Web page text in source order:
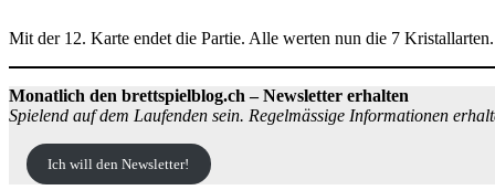
Mit der 12. Karte endet die Partie. Alle werten nun die 7
Monatlich den brettspielblog.ch – Newsletter erhalten
Spielend auf dem Laufenden sein. Regelmässige Informationen
Ich will den Newsletter!